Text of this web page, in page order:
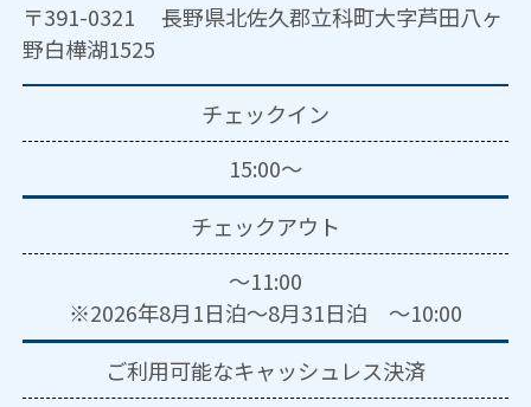
〒391-0321 長野県北佐久郡立科町大字芦田八ヶ
野白樺湖1525
チェックイン
15:00～
チェックアウト
～11:00
※2026年8月1日泊～8月31日泊 ～10:00
ご利用可能なキャッシュレス決済